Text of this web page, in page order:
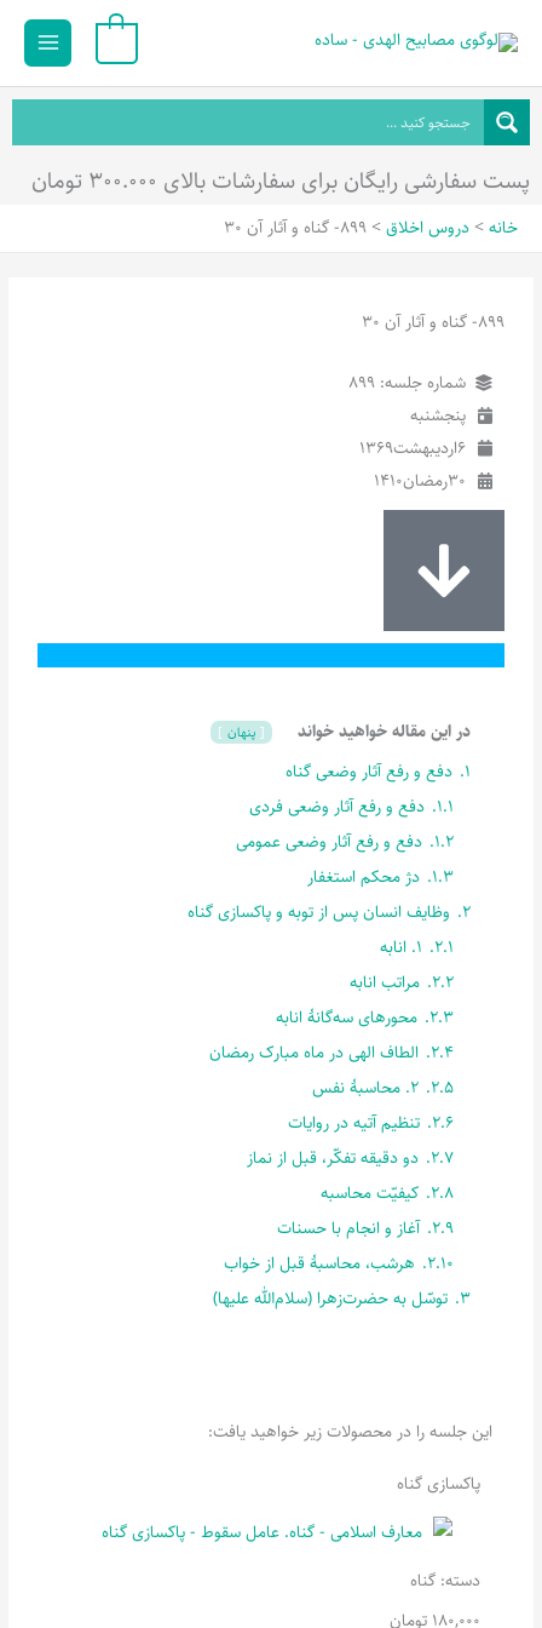
محتوا
Main
پست سفارشی رایگان برای سفارشات بالای ۳۰۰.۰۰۰ تومان
خانه دروس اخلاق 899- گناه و آثار آن 30
899- گناه و آثار آن 30
شماره جلسه: 899
پنجشنبه
6اردیبهشت1369
30رمضان1410
در این مقاله خواهید خواند پنهان
1. دفع و رفع آثار وضعی گناه
1.1. دفع و رفع آثار وضعی فردی
1.2. دفع و رفع آثار وضعی عمومی
1.3. دژ محکم استغفار
2. وظایف انسان پس از توبه و پاکسازی گناه
2.1. 1. انابه
2.2. مراتب انابه
2.3. محورهای سه‌گانۀ انابه
2.4. الطاف الهی در ماه مبارک رمضان
2.5. 2. محاسبۀ نفس
2.6. تنظیم آتیه در روایات
2.7. دو دقیقه تفکّر، قبل از نماز
2.8. کیفیّت محاسبه
2.9. آغاز و انجام با حسنات
2.10. هرشب، محاسبۀ قبل از خواب
3. توسّل به حضرت‌زهرا (سلام‌الله علیها)
این جلسه را در محصولات زیر خواهید یافت:
پاکسازی گناه
دسته:گناه
180,000 تومان